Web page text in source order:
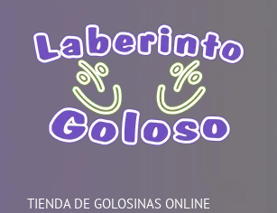
TIENDA DE GOLOSINAS ONLINE